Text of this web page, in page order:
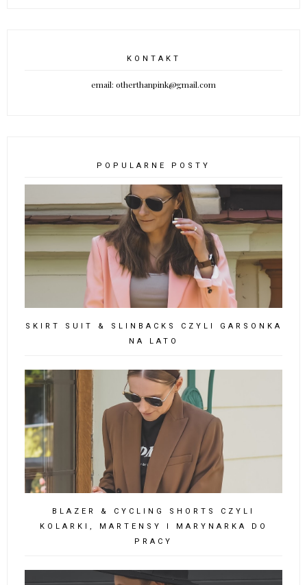
KONTAKT
email: otherthanpink@gmail.com
POPULARNE POSTY
SKIRT SUIT & SLINBACKS CZYLI GARSONKA
NA LATO
BLAZER & CYCLING SHORTS CZYLI
KOLARKI, MARTENSY I MARYNARKA DO
PRACY